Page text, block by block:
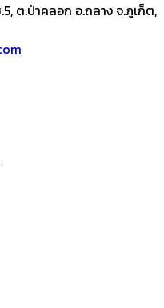
ต.ป่าคลอก อ.ถลาง จ.ภูเก็ต,